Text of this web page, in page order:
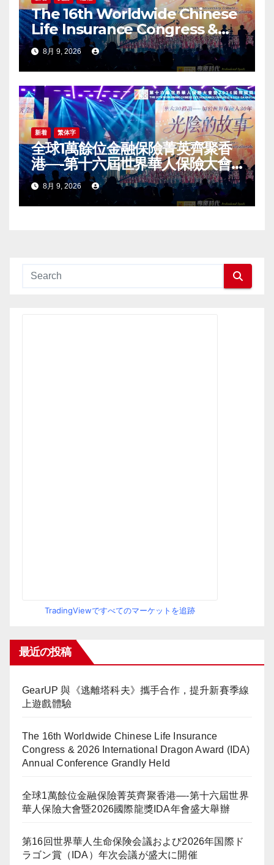
The 16th Worldwide Chinese
Life Insurance Congress &
2026 International Dragon
Award (IDA) Annual
Conference Grandly Held
8月 9, 2026
新着 繁体字
全球1萬餘位金融保險菁英齊聚香
港—-第十六屆世界華人保險大會
暨2026國際龍獎IDA年會盛大舉
辦8月 9, 2026
TradingViewですべてのマーケットを追跡
最近の投稿
GearUP 與《逃離塔科夫》攜手合作，提升新賽季線
上遊戲體驗
The 16th Worldwide Chinese Life Insurance
Congress & 2026 International Dragon Award (IDA)
Annual Conference Grandly Held
全球1萬餘位金融保險菁英齊聚香港—-第十六屆世界
華人保險大會暨2026國際龍獎IDA年會盛大舉辦
第16回世界華人生命保険会議および2026年国際ド
ラゴン賞（IDA）年次会議が盛大に開催